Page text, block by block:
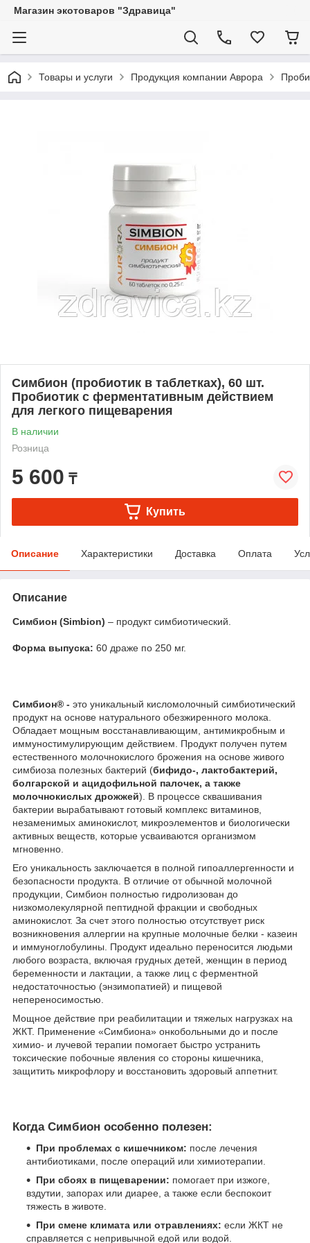
Магазин экотоваров "Здравица"
Товары и услуги Продукция компании Аврора
Симбион (пробиотик в таблетках), 60 шт.
Пробиотик с ферментативным действием
для легкого пищеварения
В наличии
Розница
5 600 ₸
Купить
Описание Характеристики Доставка Оплата
Описание
Симбион (Simbion) – продукт симбиотический.
Форма выпуска: 60 драже по 250 мг.
Симбион® - это уникальный кисломолочный симбиотический
продукт на основе натурального обезжиренного молока.
Обладает мощным восстанавливающим, антимикробным и
иммуностимулирующим действием. Продукт получен путем
естественного молочнокислого брожения на основе живого
симбиоза полезных бактерий (бифидо-, лактобактерий,
болгарской и ацидофильной палочек, а также
молочнокислых дрожжей). В процессе сквашивания
бактерии вырабатывают готовый комплекс витаминов,
незаменимых аминокислот, микроэлементов и биологически
активных веществ, которые усваиваются организмом
мгновенно.
Его уникальность заключается в полной гипоаллергенности и
безопасности продукта. В отличие от обычной молочной
продукции, Симбион полностью гидролизован до
низкомолекулярной пептидной фракции и свободных
аминокислот. За счет этого полностью отсутствует риск
возникновения аллергии на крупные молочные белки - казеин
и иммуноглобулины. Продукт идеально переносится людьми
любого возраста, включая грудных детей, женщин в период
беременности и лактации, а также лиц с ферментной
недостаточностью (энзимопатией) и пищевой
непереносимостью.
Мощное действие при реабилитации и тяжелых нагрузках на
ЖКТ. Применение «Симбиона» онкобольными до и после
химио- и лучевой терапии помогает быстро устранить
токсические побочные явления со стороны кишечника,
защитить микрофлору и восстановить здоровый аппетнит.
Когда Симбион особенно полезен:
При проблемах с кишечником: после лечения
антибиотиками, после операций или химиотерапии.
При сбоях в пищеварении: помогает при изжоге,
вздутии, запорах или диарее, а также если беспокоит
тяжесть в животе.
При смене климата или отравлениях: если ЖКТ не
справляется с непривычной едой или водой.